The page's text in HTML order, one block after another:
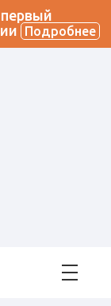
Подробнее